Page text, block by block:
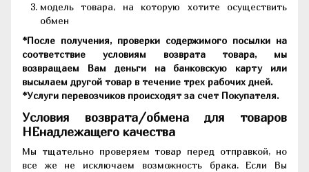
модель товара, на которую хотите осуществить
обмен
*После получения, проверки содержимого посылки на
соответствие условиям возврата товара, мы
возвращаем Вам деньги на банковскую карту или
высылаем другой товар в течение трех рабочих дней.
*Услуги перевозчиков происходят за счет Покупателя.
Условия возврата/обмена для товаров
НЕнадлежащего качества
Мы тщательно проверяем товар перед отправкой, но
все же не исключаем возможность брака. Если Вы